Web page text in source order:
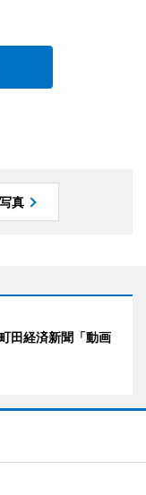
真
田経済新聞「動画